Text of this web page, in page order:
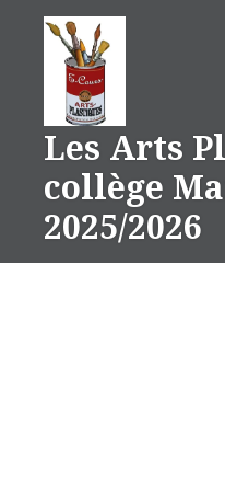
Les Arts
collège
2025/2026